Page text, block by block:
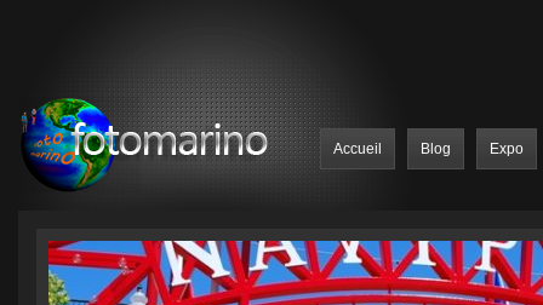
Accueil Blog Expo